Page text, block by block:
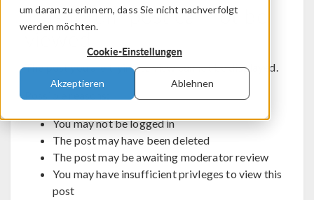
um daran zu erinnern, dass Sie nicht nachverfolgt
werden möchten.
Cookie-Einstellungen
Akzeptieren Ablehnen
This forum post cannot be
viewed
The post you are trying to view cannot be displayed.
You may not be logged in
The post may have been deleted
The post may be awaiting moderator review
You may have insufficient privleges to view this
post